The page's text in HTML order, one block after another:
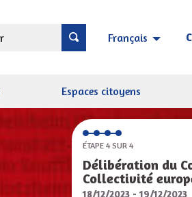
Français Choisir
Espaces citoyens
ÉTAPE 4 SUR 4
Délibération du
Collectivité
18/12/2023 - 19/12/2023